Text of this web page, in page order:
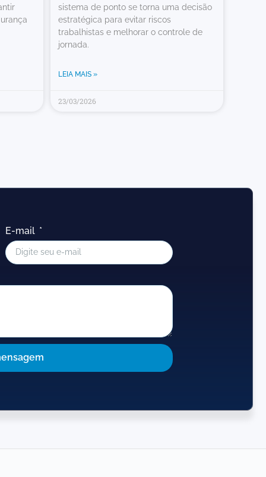
sistema de ponto se torna uma decisão
estratégica para evitar riscos
trabalhistas e melhorar o controle de
jornada.
LEIA MAIS »
23/03/2026
E-mail